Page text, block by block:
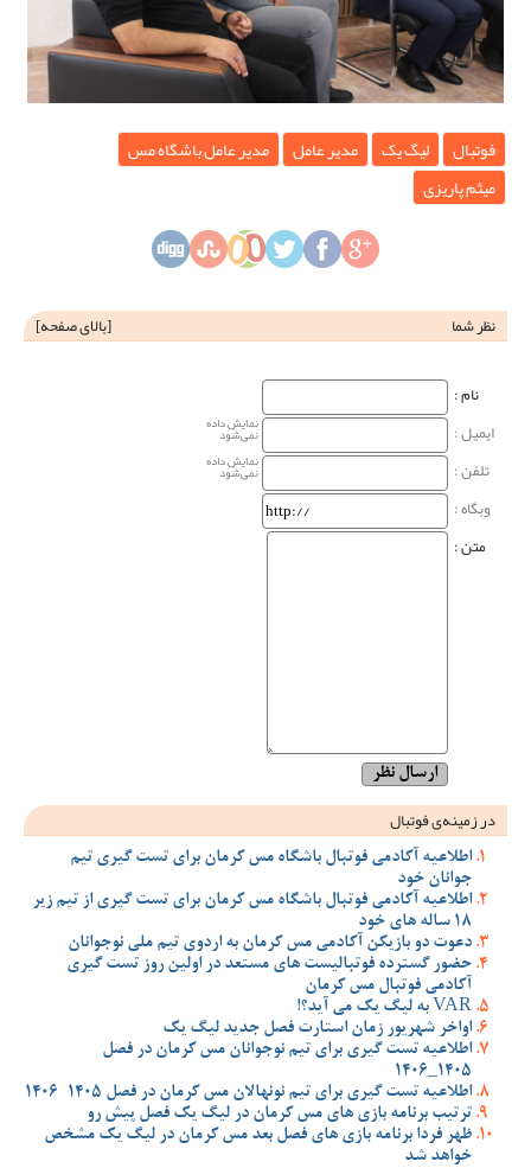
فوتبال لیگ یک مدیر عامل
مدیر عامل باشگاه مس
میثم پاریزی
نظر شما [بالای صفحه]
نام‌ :
ایمیل :
نمایش داده
نمی‌شود
تلفن : نمایش داده
نمی‌شود
وبگاه‌ :
متن :
در زمینه‌ی فوتبال
اطلاعیه آکادمی فوتبال باشگاه مس کرمان برای تست گیری تیم
جوانان خود
اطلاعیه آکادمی فوتبال باشگاه مس کرمان برای تست گیری از تیم زیر
18 ساله های خود
دعوت دو بازیکن آکادمی مس کرمان به اردوی تیم ملی نوجوانان
حضور گسترده فوتبالیست های مستعد در اولین روز تست گیری
آکادمی فوتبال مس کرمان
VAR به لیگ یک می آید؟!
اواخر شهریور زمان استارت فصل جدید لیگ یک
اطلاعیه تست گیری برای تیم نوجوانان مس کرمان در فصل
1405_1406
اطلاعیه تست گیری برای تیم نونهالان مس کرمان در فصل 1405-1406
ترتیب برنامه بازی های مس کرمان در لیگ یک فصل پیش رو
ظهر فردا برنامه بازی های فصل بعد مس کرمان در لیگ یک مشخص
خواهد شد